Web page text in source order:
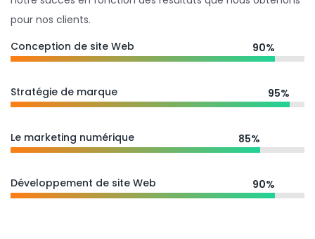
pour nos clients.
Conception de site Web
90%
Stratégie de marque 95%
Le marketing numérique 85%
Développement de site Web 90%